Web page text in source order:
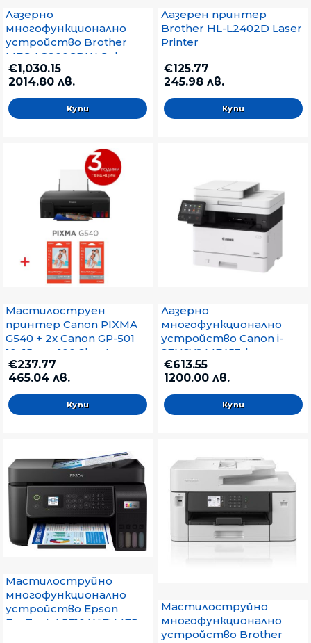
Лазерно
многофункционално
устройство Brother
MFC-L8900CDW Colour
Laser Multifunctional
€1,030.15
2014.80 лв.
Лазерен принтер
Brother HL-L2402D Laser
Printer
€125.77
245.98 лв.
Мастилоструен
принтер Canon PIXMA
G540 + 2x Canon GP-501
10x15 cm, 100 Sheets
€237.77
465.04 лв.
Лазерно
многофункционално
устройство Canon i-
SENSYS MF453dw
Printer/Scanner/Copier
€613.55
1200.00 лв.
Мастилоструйно
многофункционално
устройство Epson
EcoTank L5310 WiFi MFP
Мастилоструйно
многофункционално
устройство Brother